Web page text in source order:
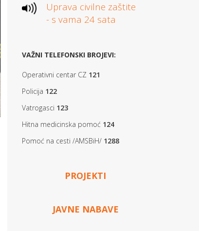
Uprava civilne zaštite
- s vama 24 sata
VAŽNI TELEFONSKI BROJEVI:
Operativni centar CZ 121
Policija 122
Vatrogasci 123
Hitna medicinska pomoć 124
Pomoć na cesti /AMSBiH/ 1288
PROJEKTI
JAVNE NABAVE